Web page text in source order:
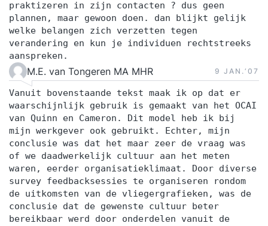
praktizeren in zijn contacten ? dus geen
plannen, maar gewoon doen. dan blijkt gelijk
welke belangen zich verzetten tegen
verandering en kun je individuen rechtstreeks
aanspreken.
M.E. van Tongeren MA MHR 9 JAN.‘07
Vanuit bovenstaande tekst maak ik op dat er
waarschijnlijk gebruik is gemaakt van het OCAI
van Quinn en Cameron. Dit model heb ik bij
mijn werkgever ook gebruikt. Echter, mijn
conclusie was dat het maar zeer de vraag was
of we daadwerkelijk cultuur aan het meten
waren, eerder organisatieklimaat. Door diverse
survey feedbacksessies te organiseren rondom
de uitkomsten van de vliegergrafieken, was de
conclusie dat de gewenste cultuur beter
bereikbaar werd door onderdelen vanuit de